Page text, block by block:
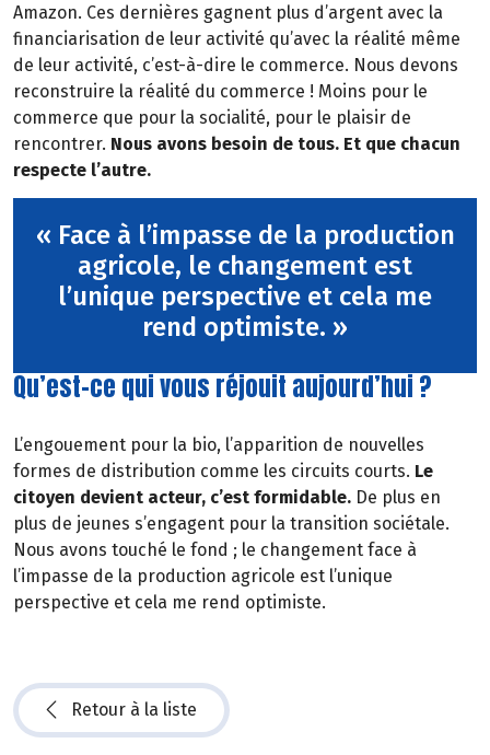
Amazon. Ces dernières gagnent plus d’argent avec la
financiarisation de leur activité qu’avec la réalité même
de leur activité, c’est-à-dire le commerce. Nous devons
reconstruire la réalité du commerce ! Moins pour le
commerce que pour la socialité, pour le plaisir de
rencontrer. Nous avons besoin de tous. Et que chacun
respecte l’autre.
« Face à l’impasse de la production
agricole, le changement est
l’unique perspective et cela me
rend optimiste. »
Qu’est-ce qui vous réjouit aujourd’hui ?
L’engouement pour la bio, l’apparition de nouvelles
formes de distribution comme les circuits courts. Le
citoyen devient acteur, c’est formidable. De plus en
plus de jeunes s’engagent pour la transition sociétale.
Nous avons touché le fond ; le changement face à
l’impasse de la production agricole est l’unique
perspective et cela me rend optimiste.
Retour à la liste